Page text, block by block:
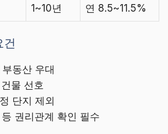
1~10년 연 8.5~11.5%
건
동산 우대
물 선호
단지 제외
권리관계 확인 필수